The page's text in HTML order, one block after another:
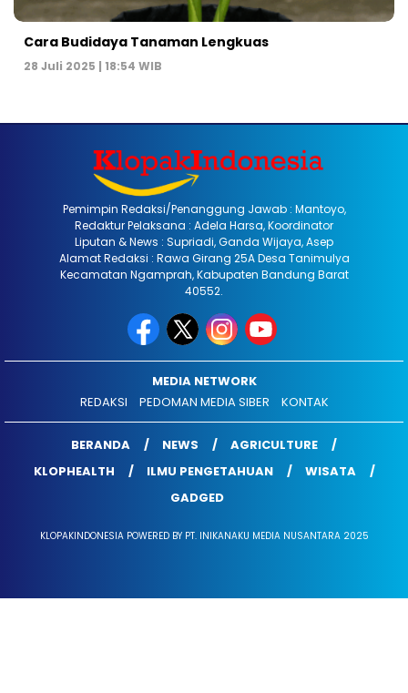
Cara Budidaya Tanaman Lengkuas
28 Juli 2025 | 18:54 WIB
Pemimpin Redaksi/Penanggung Jawab : Mantoyo,
Redaktur Pelaksana : Adela Harsa, Koordinator
Liputan & News : Supriadi, Ganda Wijaya, Asep
Alamat Redaksi : Rawa Girang 25A Desa Tanimulya
Kecamatan Ngamprah, Kabupaten Bandung Barat
40552.
MEDIA NETWORK
REDAKSI
PEDOMAN MEDIA SIBER KONTAK
BERANDA NEWS
AGRICULTURE
KLOPHEALTH
ILMU PENGETAHUAN
WISATA
GADGED
KLOPAKINDONESIA POWERED BY PT. INIKANAKU MEDIA NUSANTARA 2025